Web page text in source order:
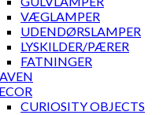
VÆGLAMPER
UDENDØRSLAMPER
LYSKILDER/PÆRER
FATNINGER
CURIOSITY OBJECTS